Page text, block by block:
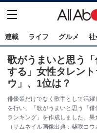
連載 ライフ グルメ 社
歌がうまいと思う
する」女性タレン
ウ」、1位は？
俳優業だけでなく歌手として活
を行い、「歌がうまいと思う『
ランキング」を作成しました。
（サムネイル画像出典：柴咲コ